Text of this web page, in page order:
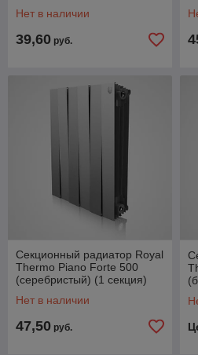
Нет в наличии
39,60 руб.
Секционный радиатор Royal
Thermo Piano Forte 500
(серебристый) (1 секция)
Нет в наличии
47,50 руб.